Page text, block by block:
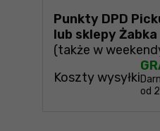
Punkty DPD
lub sklepy Żabka
(także w
Koszty wysyłki
od